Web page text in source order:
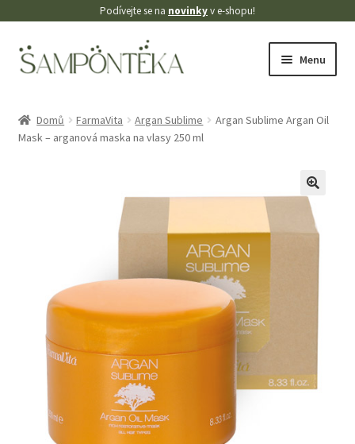
Podívejte se na novinkyv e-shopu!
Přeskočit
na
Přejít
k
Menu
Blog
Košík
Můj účet
Obchod
Domů FarmaVita Argan Sublime
Argan Sublime Argan Oil
Mask – arganová maska na vlasy 250 ml
🔍